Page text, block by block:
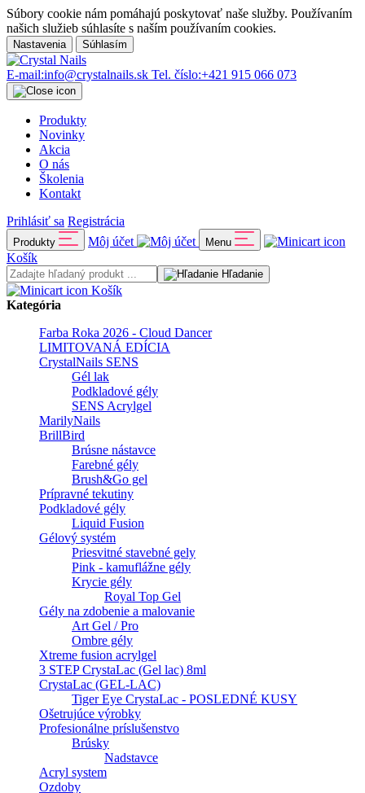
Súbory cookie nám pomáhajú poskytovať naše služby. Používaním
našich služieb súhlasíte s naším používaním cookies.
Nastavenia Súhlasím
E-mail:info@crystalnails.sk Tel. číslo:+421 915 066 073
Produkty
Novinky
Akcia
O nás
Školenia
Kontakt
Prihlásiť sa Registrácia
Produkty Môj účet Menu
Košík
Hľadanie
Košík
Kategória
Farba Roka 2026 - Cloud Dancer
LIMITOVANÁ EDÍCIA
CrystalNails SENS
Gél lak
Podkladové gély
SENS Acrylgel
MarilyNails
BrillBird
Brúsne nástavce
Farebné gély
Brush&Go gel
Prípravné tekutiny
Podkladové gély
Liquid Fusion
Gélový systém
Priesvitné stavebné gely
Pink - kamuflážne gély
Krycie gély
Royal Top Gel
Gély na zdobenie a malovanie
Art Gel / Pro
Ombre gély
Xtreme fusion acrylgel
3 STEP CrystaLac (Gel lac) 8ml
CrystaLac (GEL-LAC)
Tiger Eye CrystaLac - POSLEDNÉ KUSY
Ošetrujúce výrobky
Profesionálne príslušenstvo
Brúsky
Nadstavce
Acryl system
Ozdoby